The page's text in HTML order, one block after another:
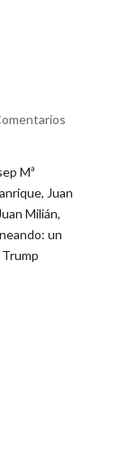
Mª
Juan
Milián,
un